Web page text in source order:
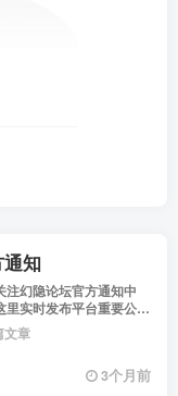
知
注幻隐论坛官方通知中
里实时发布平台重要公
动规则、功能更新、安全
用户权益说明，确保每位
公开透明，通过权威通知
文章
3个月前